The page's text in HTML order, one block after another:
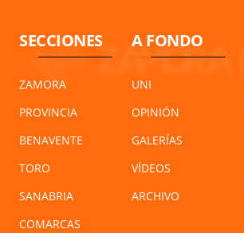
SECCIONES
ZAMORA
PROVINCIA
BENAVENTE
TORO
SANABRIA
COMARCAS
A FONDO
UNI
OPINIÓN
GALERÍAS
VÍDEOS
ARCHIVO